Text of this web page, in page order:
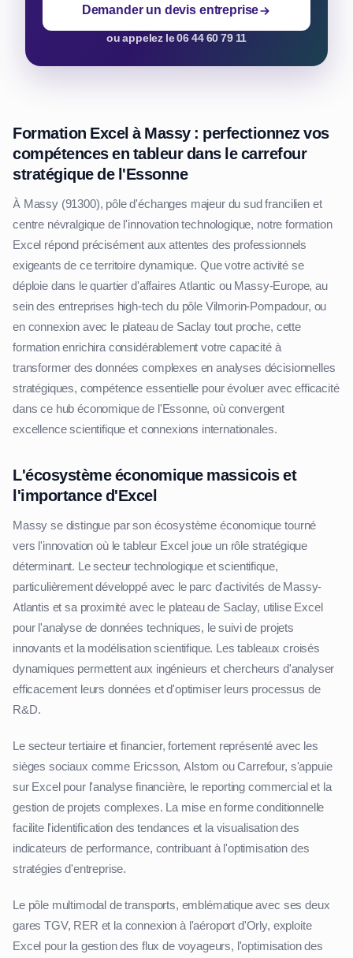
Demander un devis entreprise
ou appelez le 06 44 60 79 11
Formation Excel à Massy : perfectionnez vos
compétences en tableur dans le carrefour
stratégique de l'Essonne
À Massy (91300), pôle d'échanges majeur du sud francilien et
centre névralgique de l'innovation technologique, notre formation
Excel répond précisément aux attentes des professionnels
exigeants de ce territoire dynamique. Que votre activité se
déploie dans le quartier d'affaires Atlantic ou Massy-Europe, au
sein des entreprises high-tech du pôle Vilmorin-Pompadour, ou
en connexion avec le plateau de Saclay tout proche, cette
formation enrichira considérablement votre capacité à
transformer des données complexes en analyses décisionnelles
stratégiques, compétence essentielle pour évoluer avec efficacité
dans ce hub économique de l'Essonne, où convergent
excellence scientifique et connexions internationales.
L'écosystème économique massicois et
l'importance d'Excel
Massy se distingue par son écosystème économique tourné
vers l'innovation où le tableur Excel joue un rôle stratégique
déterminant. Le secteur technologique et scientifique,
particulièrement développé avec le parc d'activités de Massy-
Atlantis et sa proximité avec le plateau de Saclay, utilise Excel
pour l'analyse de données techniques, le suivi de projets
innovants et la modélisation scientifique. Les tableaux croisés
dynamiques permettent aux ingénieurs et chercheurs d'analyser
efficacement leurs données et d'optimiser leurs processus de
R&D.
Le secteur tertiaire et financier, fortement représenté avec les
sièges sociaux comme Ericsson, Alstom ou Carrefour, s'appuie
sur Excel pour l'analyse financière, le reporting commercial et la
gestion de projets complexes. La mise en forme conditionnelle
facilite l'identification des tendances et la visualisation des
indicateurs de performance, contribuant à l'optimisation des
stratégies d'entreprise.
Le pôle multimodal de transports, emblématique avec ses deux
gares TGV, RER et la connexion à l'aéroport d'Orly, exploite
Excel pour la gestion des flux de voyageurs, l'optimisation des